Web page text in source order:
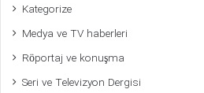
Kategorize
Medya ve TV haberleri
Röportaj ve konuşma
Seri ve Televizyon Dergisi